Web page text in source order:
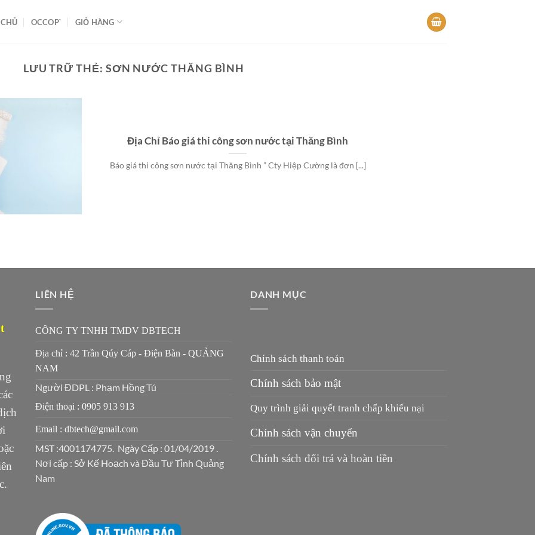
OCCOP` GIỎ HÀNG
LƯU TRỮ THẺ: SƠN NƯỚC THĂNG BÌNH
Địa Chỉ Báo giá thi công sơn nước tại Thăng Bình
Báo giá thi công sơn nước tại Thăng Bình ” Cty Hiệp Cường là đơn [...]
LIÊN HỆ
CÔNG TY TNHH TMDV DBTECH
Địa chỉ : 42 Trần Qúy Cáp - Điện Bàn - QUẢNG
NAM
Người ĐDPL : Phạm Hồng Tú
Điện thoại : 0905 913 913
Email : dbtech@gmail.com
MST :4001174775. Ngày Cấp : 01/04/2019 .
Nơi cấp : Sở Kế Hoạch và Đầu Tư Tỉnh Quảng
Nam
DANH MỤC
Chính sách thanh toán
Chính sách bảo mật
Quy trình giải quyết tranh chấp khiếu nại
Chính sách vận chuyển
Chính sách đổi trả và hoàn tiền